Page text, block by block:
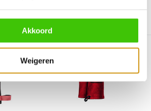
Akkoord
Weigeren